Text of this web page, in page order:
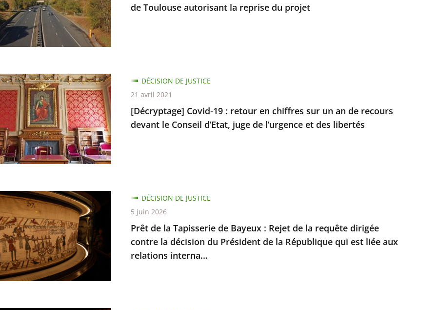
de Toulouse autorisant la reprise du projet
[Décryptage] Covid-19 : retour en chiffres sur un an de recours
devant le Conseil d’Etat, juge de l’urgence et des libertés
DÉCISION DE JUSTICE
21 avril 2021
Prêt de la Tapisserie de Bayeux : Rejet de la requête dirigée
contre la décision du Président de la République qui est liée aux
relations interna...
DÉCISION DE JUSTICE
5 juin 2026